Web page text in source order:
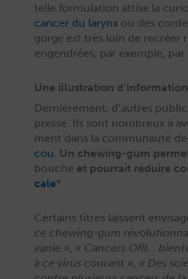
telle for­mu­la­tion attise la
can­cer du lar­ynx ou des
gorge est très loin de recréer
engen­drées, par exem­ple, par
Une illustration
Dernière­ment, d’autres
presse. Ils sont nom­breux à
ment dans la com­mu­nauté
cou. Un chew­ing-gum
bouche et pour­rait réduire
cale*.
Cer­tains titres lais­sent
ce chew­ing-gum
vanie », « Can­cers ORL :
à ce virus courant », « Des